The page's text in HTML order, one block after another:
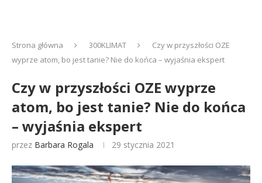
Strona główna 300KLIMAT
Czy w przyszłości OZE
wyprze atom, bo jest tanie? Nie do końca – wyjaśnia ekspert
Czy w przyszłości OZE wyprze
atom, bo jest tanie? Nie do końca
– wyjaśnia ekspert
przez Barbara Rogala 29 stycznia 2021